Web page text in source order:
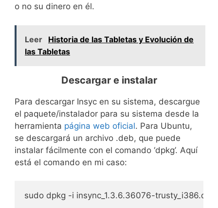
o no su dinero en él.
Leer
Historia de las Tabletas y Evolución de
las Tabletas
Descargar e instalar
Para descargar Insyc en su sistema, descargue
el paquete/instalador para su sistema desde la
herramienta página web oficial. Para Ubuntu,
se descargará un archivo .deb, que puede
instalar fácilmente con el comando ‘dpkg’. Aquí
está el comando en mi caso:
sudo dpkg -i insync_1.3.6.36076-trusty_i386.deb